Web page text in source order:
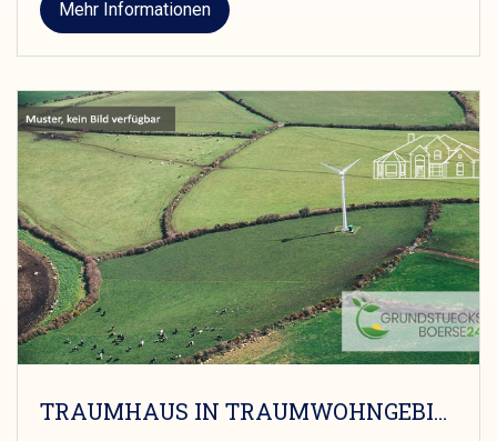
Mehr Informationen
TRAUMHAUS IN TRAUMWOHNGEBIET